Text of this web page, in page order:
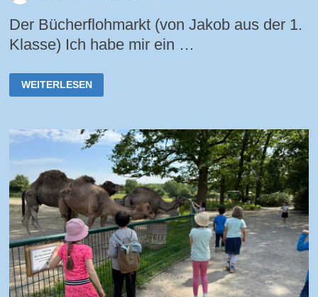
Der Bücherflohmarkt (von Jakob aus der 1.
Klasse) Ich habe mir ein …
BÜCHERFLOHMARKT
WEITERLESEN